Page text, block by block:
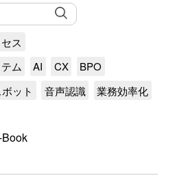
ス
ム
AI CX
BPO
ット 音声認識 業務効率化